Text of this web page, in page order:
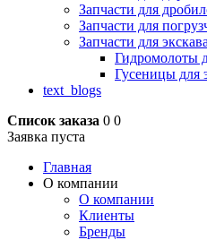
Запчасти для
Запчасти для
Запчасти для
Гидромолоты
Гусеницы для
text_blogs
Список заказа 0 0
Заявка пуста
Главная
О компании
О компании
Клиенты
Бренды